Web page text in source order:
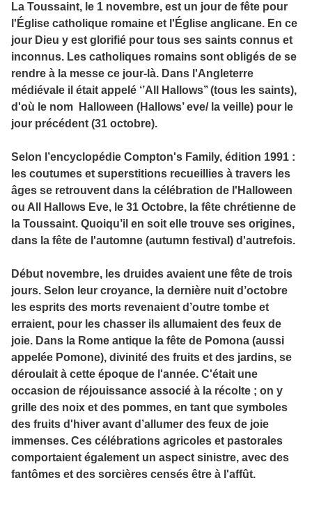
La Toussaint, le 1 novembre, est un jour de fête pour
l'Église catholique romaine et l'Église anglicane. En ce
jour Dieu y est glorifié pour tous ses saints connus et
inconnus. Les catholiques romains sont obligés de se
rendre à la messe ce jour-là. Dans l'Angleterre
médiévale il était appelé ‘’All Hallows’’ (tous les saints),
d'où le nom Halloween (Hallows’ eve/ la veille) pour le
jour précédent (31 octobre).
Selon l’encyclopédie Compton's Family, édition 1991 :
les coutumes et superstitions recueillies à travers les
âges se retrouvent dans la célébration de l'Halloween
ou All Hallows Eve, le 31 Octobre, la fête chrétienne de
la Toussaint. Quoiqu’il en soit elle trouve ses origines,
dans la fête de l'automne (autumn festival) d'autrefois.
Début novembre, les druides avaient une fête de trois
jours. Selon leur croyance, la dernière nuit d’octobre
les esprits des morts revenaient d’outre tombe et
erraient, pour les chasser ils allumaient des feux de
joie. Dans la Rome antique la fête de Pomona (aussi
appelée Pomone), divinité des fruits et des jardins, se
déroulait à cette époque de l'année. C'était une
occasion de réjouissance associé à la récolte ; on y
grille des noix et des pommes, en tant que symboles
des fruits d'hiver avant d’allumer des feux de joie
immenses. Ces célébrations agricoles et pastorales
comportaient également un aspect sinistre, avec des
fantômes et des sorcières censés être à l'affût.